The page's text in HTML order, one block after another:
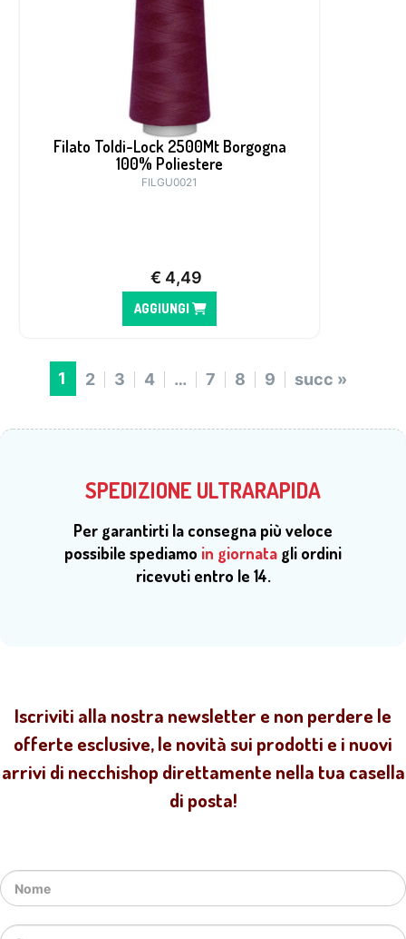
Filato Toldi-Lock 2500Mt Borgogna
100% Poliestere
FILGU0021
€ 4,49
AGGIUNGI
1 2 3 4 … 7 8 9 succ »
SPEDIZIONE ULTRARAPIDA
Per garantirti la consegna più veloce
possibile spediamo in giornata gli ordini
ricevuti entro le 14.
Iscriviti alla nostra newsletter e non perdere le
offerte esclusive, le novità sui prodotti e i nuovi
arrivi di necchishop direttamente nella tua casella
di posta!